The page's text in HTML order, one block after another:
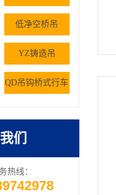
低净空桥吊
YZ铸造吊
QD吊钩桥式行车
们
热线：